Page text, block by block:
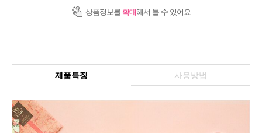
상품정보를 확대해서 볼 수 있어요
제품특징 사용방법